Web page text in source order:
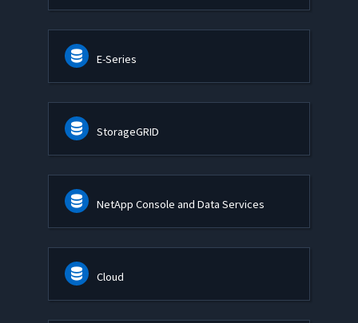
E-Series
StorageGRID
NetApp Console and Data Services
Cloud